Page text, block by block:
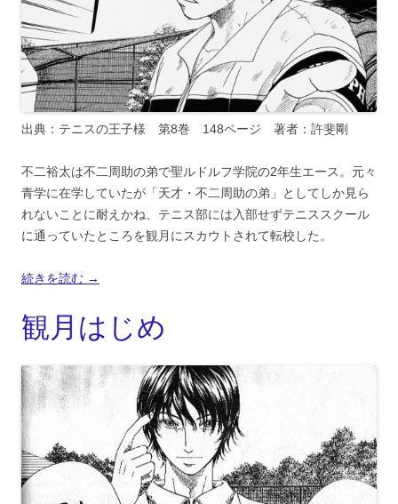
出典：テニスの王子様 第8巻 148ページ 著者：許斐剛
不二裕太は不二周助の弟で聖ルドルフ学院の2年生エース。元々
青学に在学していたが「天才・不二周助の弟」としてしか見ら
れないことに耐えかね、テニス部には入部せずテニススクール
に通っていたところを観月にスカウトされて転校した。
続きを読む →
観月はじめ